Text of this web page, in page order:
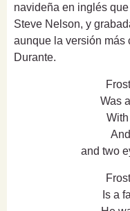
navideña en inglés
Steve Nelson, y
aunque la versión más
Durante.
Was
and two
Is a